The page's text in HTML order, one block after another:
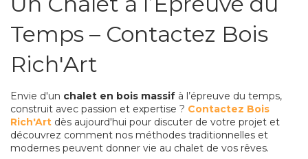
Temps – Contactez Bois
Rich'Art
Envie d'un chalet en bois massif à l’épreuve du temps,
construit avec passion et expertise ? Contactez Bois
Rich'Art dès aujourd'hui pour discuter de votre projet et
découvrez comment nos méthodes traditionnelles et
modernes peuvent donner vie au chalet de vos rêves.